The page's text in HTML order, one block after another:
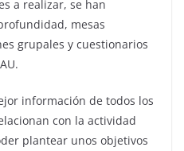
a realizar, se han
mesas
grupales y cuestionarios
información de todos los
con la actividad
plantear unos objetivos